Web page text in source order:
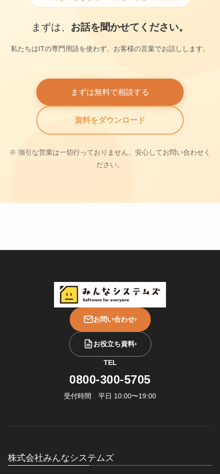
まずは、 お話を聞かせてください。
私たちはITの専門用語を使わず、お客様の言葉でお話しします。
まずは無料で相談する
資料をダウンロード
※ 強引な営業は一切行っておりません。安心してお問い合わせく
ださい。
お問い合わせ›
お役立ち資料›
TEL
0800-300-5705
受付時間 平日 10:00〜19:00
株式会社みんなシステムズ